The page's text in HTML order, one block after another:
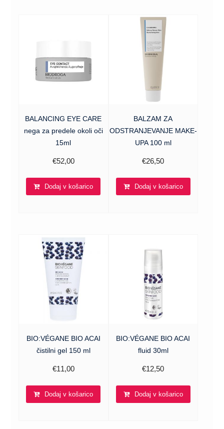
BALANCING EYE CARE
nega za predele okoli oči
15ml
€52,00
Dodaj v košarico
BALZAM ZA
ODSTRANJEVANJE MAKE-
UPA 100 ml
€26,50
Dodaj v košarico
BIO:VÉGANE BIO ACAI
čistilni gel 150 ml
€11,00
Dodaj v košarico
BIO:VÉGANE BIO ACAI
fluid 30ml
€12,50
Dodaj v košarico